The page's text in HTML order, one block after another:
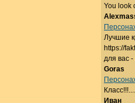
You look
Лучшие
https://
для вас -
Goras
Иван